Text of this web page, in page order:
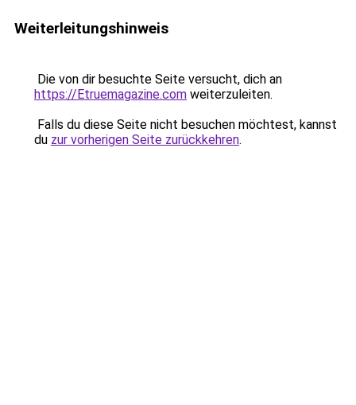
Weiterleitungshinweis
Die von dir besuchte Seite versucht, dich an
https://Etruemagazine.com weiterzuleiten.
Falls du diese Seite nicht besuchen möchtest, kannst
du zur vorherigen Seite zurückkehren.